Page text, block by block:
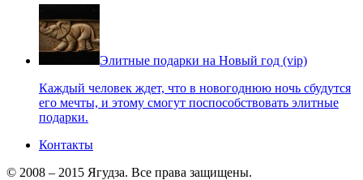
Элитные подарки на Новый год (vip)
Каждый человек ждет, что в новогоднюю ночь сбудутся
его мечты, и этому смогут поспособствовать элитные
подарки.
Контакты
© 2008 – 2015 Ягудза. Все права защищены.